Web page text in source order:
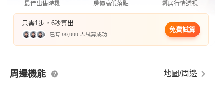
最佳出售時機 房價高低落點 鄰居行情透視
只需1步，6秒算出
已有 99,999 人試算成功
免費試算
周邊機能 地圖/周邊